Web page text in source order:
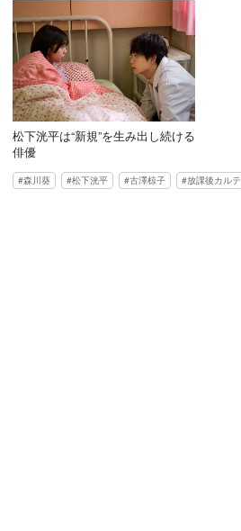
松下洸平は“新規”を生み出し続ける
俳優
森川葵 松下洸平 古澤椋子 放課後カルテ